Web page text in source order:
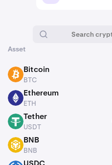
Kan handlas på Kraken
Asset
BTC Bitcoin
BTC
ETH Ethereum
ETH
USDT Tether
USDT
BNB BNB
BNB